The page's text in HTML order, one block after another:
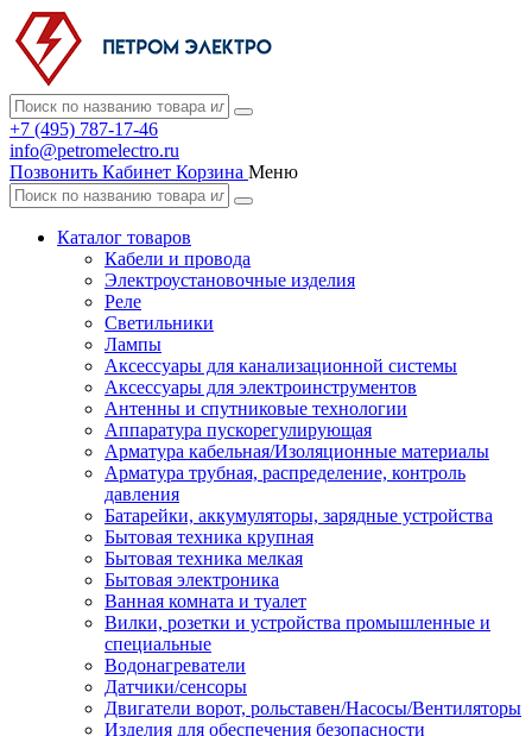
+7 (495) 787-17-46
info@petromelectro.ru
Позвонить Кабинет Корзина Меню
Каталог товаров
Кабели и провода
Электроустановочные изделия
Реле
Светильники
Лампы
Аксессуары для канализационной системы
Аксессуары для электроинструментов
Антенны и спутниковые технологии
Аппаратура пускорегулирующая
Арматура кабельная/Изоляционные материалы
Арматура трубная, распределение, контроль
давления
Батарейки, аккумуляторы, зарядные устройства
Бытовая техника крупная
Бытовая техника мелкая
Бытовая электроника
Ванная комната и туалет
Вилки, розетки и устройства промышленные и
специальные
Водонагреватели
Датчики/сенсоры
Двигатели ворот, рольставен/Насосы/Вентиляторы
Изделия для обеспечения безопасности